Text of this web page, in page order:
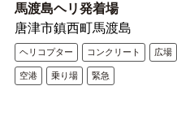
馬渡島ヘリ発着場
唐津市鎮西町馬渡島
ヘリコプター コンクリート 広場
空港 乗り場 緊急